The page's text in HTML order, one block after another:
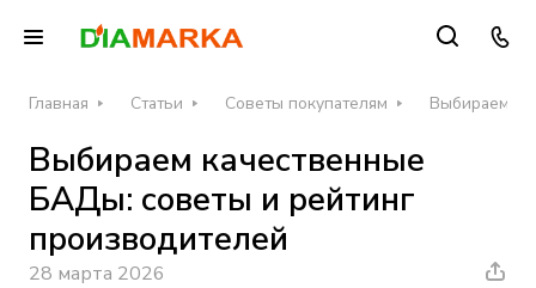
Главная Статьи Советы покупателям Выбираем
Выбираем качественные
БАДы: советы и рейтинг
производителей
28 марта 2026